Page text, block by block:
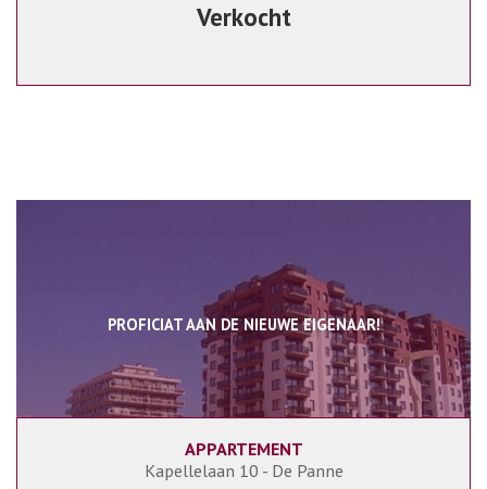
Verkocht
PROFICIAT AAN DE NIEUWE EIGENAAR!
2 1
APPARTEMENT
Kapellelaan 10 - De Panne